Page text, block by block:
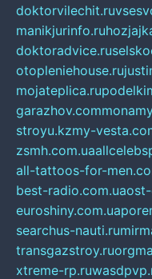
doktorvilechit.ru
manikjurinfo.ru
doktoradvice.ru
otopleniehouse.ru
mojateplica.ru
garazhov.com
stroyu.kzmy-
zsmh.com.ua
all-tattoos-for-
best-radio.com.ua
euroshiny.com.ua
searchus-nauti.ru
transgazstroy.ru
xtreme-rp.ru